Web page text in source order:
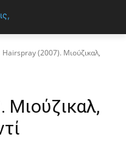
Hairspray (2007). Μιούζικαλ,
Μιούζικαλ,